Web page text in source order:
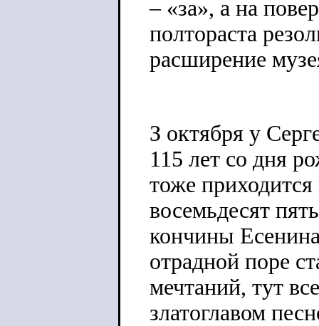
– «за», а на
полтораста
расширение
З октября у
115 лет со дня
тоже приходится
восемьдесят
кончины
отрадной поре
мечтаний, тут
златоглавом